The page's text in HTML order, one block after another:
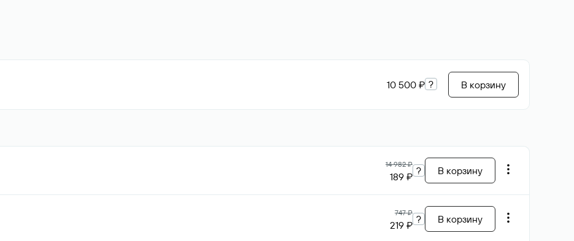
10 500 ₽ ? В корзину
14 982 ₽
189 ₽ ? В корзину
747 ₽
219 ₽ ? В корзину